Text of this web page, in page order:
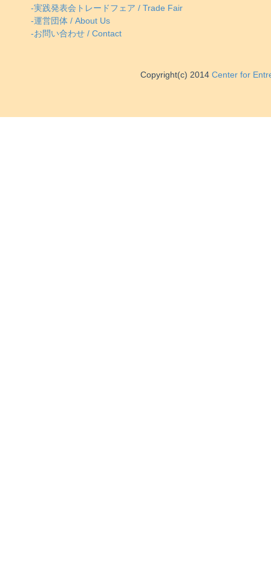
-実践発表会トレードフェア / Trade Fair
-運営団体 / About Us
-お問い合わせ / Contact
Copyright(c) 2014 Center for